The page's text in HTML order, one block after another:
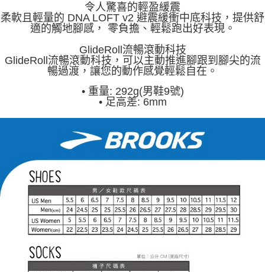
令人驚喜的輕盈緩震
柔軟且輕量的 DNA LOFT v2 避震緩衝中底科技，提供舒
適的觸地腳感， 零負擔、輕鬆跑出好表現。
GlideRoll流暢滾動科技
GlideRoll流暢滾動科技，可以主動推進腳跟到腳尖的流
暢過渡，讓您的動作感覺輕鬆自在。
• 重量: 292g(男鞋9號)
• 足高差: 6mm